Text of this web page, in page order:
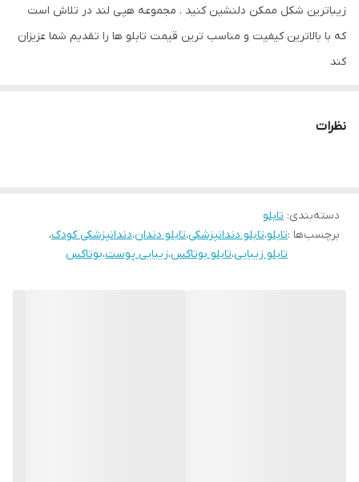
زیباترین شکل ممکن دلنشین کنید . مجموعه هپی لند در تلاش است
که با بالاترین کیفیت و مناسب ترین قیمت تابلو ها را تقدیم شما عزیزان
کند
زمان رنگ ان تغییر نمیکند وجنس قاب شمش اریو از نوع بهترین جنس
بگیرید
نظرات
دسته‌بندی: تابلو
برچسب‌ها :تابلو،تابلو دندانپزشکی،تابلو دندان،دندانپزشکی کودک،
تابلو زیبایی،تابلو بوتاکس،زیبایی پوست،بوتاکس